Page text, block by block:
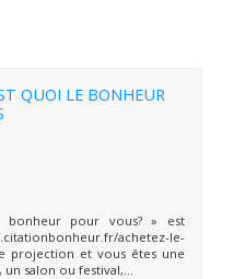
QUOI LE BONHEUR
bonheur pour vous? » est
achetez-le-
projection et vous êtes une
salon ou festival,...